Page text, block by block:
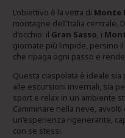
L’obiettivo è la vetta di Monte
montagne dell’Italia centrale.
d’occhio: il Gran Sasso, i
giornate più limpide, persino
che ripaga ogni passo e
Questa ciaspolata è ideale
alle escursioni invernali, sia
sport e relax in un ambiente
Camminare nella neve,
un’esperienza rigenerante,
con se stessi.